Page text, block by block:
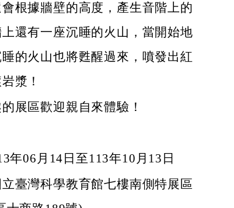
根據牆壁的高度，產生音階上的
還有一座沉睡的火山，當開始地
的火山也將甦醒過來，噴發出紅
漿！
展區歡迎親自來體驗！
年06月14日至113年10月13日
臺灣科學教育館七樓南側特展區